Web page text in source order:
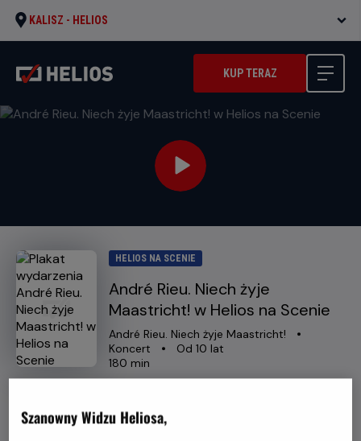
KALISZ - HELIOS
KUP TERAZ
HELIOS NA SCENIE
André Rieu. Niech żyje
Maastricht! w Helios na Scenie
Oryginalny
tytuł
André Rieu. Niech żyje Maastricht!
Koncert
Minimalny
Od 10 lat
Czas
trwania
180 min
Szanowny Widzu Heliosa,